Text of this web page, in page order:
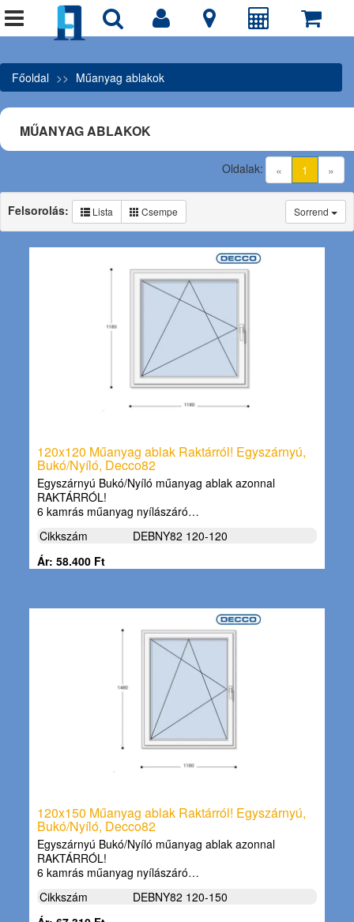
Főoldal Műanyag ablakok
MŰANYAG ABLAKOK
« 1 (current)
»
Oldalak:
Sorrend
Felsorolás: Lista Csempe
120x120 Műanyag ablak Raktárról! Egyszárnyú,
Bukó/Nyíló, Decco82
Egyszárnyú Bukó/Nyíló műanyag ablak azonnal
RAKTÁRRÓL!
6 kamrás műanyag nyílászáró…
Cikkszám
DEBNY82 120-120
Ár: 58.400 Ft
120x150 Műanyag ablak Raktárról! Egyszárnyú,
Bukó/Nyíló, Decco82
Egyszárnyú Bukó/Nyíló műanyag ablak azonnal
RAKTÁRRÓL!
6 kamrás műanyag nyílászáró…
Cikkszám
DEBNY82 120-150